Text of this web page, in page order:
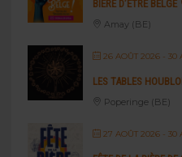
BIÈRE D’ÊTRE BELGE
Amay (BE)
26 AOÛT 2026- 30
LES TABLES
Poperinge (BE)
27 AOÛT 2026- 30